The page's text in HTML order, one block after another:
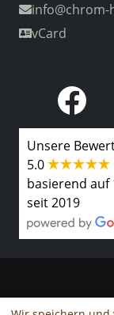
info@chrom-
vCard
Unsere
5.0
basierend auf
seit 2019